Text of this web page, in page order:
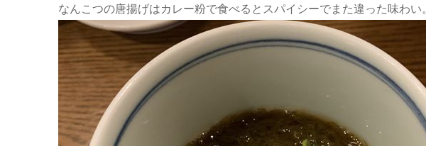
なんこつの唐揚げはカレー粉で食べるとスパイシーでまた違った味わい。